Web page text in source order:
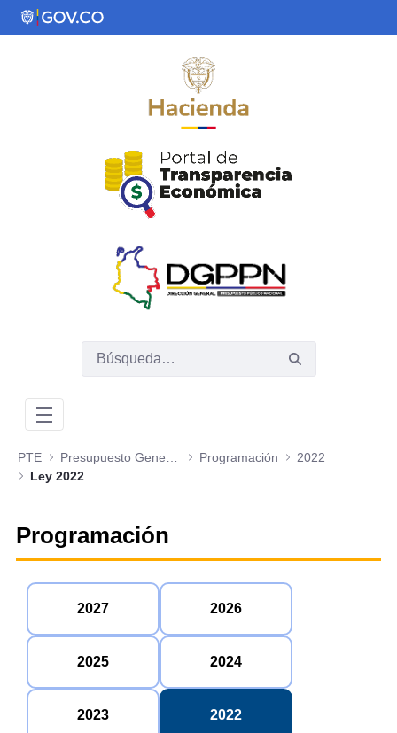
Saltar al contenido principal
PTE Programación
2022
Ley 2022
Programación
2027 2026
2025 2024
2023 2022